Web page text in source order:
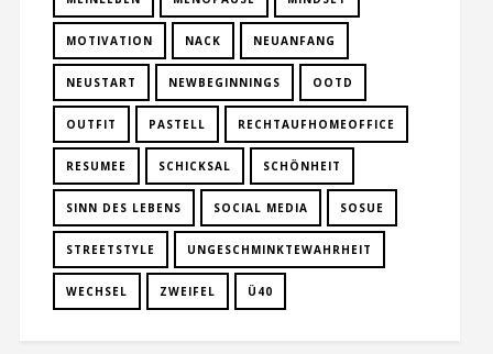
MOTIVATION NACK NEUANFANG
NEUSTART NEWBEGINNINGS OOTD
OUTFIT PASTELL RECHTAUFHOMEOFFICE
RESUMEE SCHICKSAL SCHÖNHEIT
SINN DES LEBENS SOCIAL MEDIA SOSUE
STREETSTYLE UNGESCHMINKTEWAHRHEIT
WECHSEL ZWEIFEL Ü40